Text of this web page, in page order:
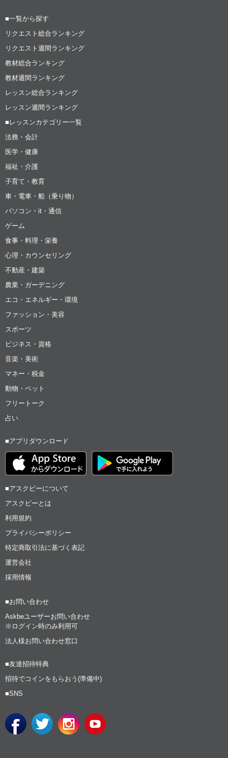
■一覧から探す
リクエスト総合ランキング
リクエスト週間ランキング
教材総合ランキング
教材週間ランキング
レッスン総合ランキング
レッスン週間ランキング
■レッスンカテゴリー一覧
法務・会計
医学・健康
福祉・介護
子育て・教育
車・電車・船（乗り物）
パソコン・it・通信
ゲーム
食事・料理・栄養
心理・カウンセリング
不動産・建築
農業・ガーデニング
エコ・エネルギー・環境
ファッション・美容
スポーツ
ビジネス・資格
音楽・美術
マネー・税金
動物・ペット
フリートーク
占い
■アプリダウンロード
■アスクビーについて
アスクビーとは
利用規約
プライバシーポリシー
特定商取引法に基づく表記
運営会社
採用情報
■お問い合わせ
Askbeユーザーお問い合わせ
※ログイン時のみ利用可
法人様お問い合わせ窓口
■友達招待特典
招待でコインをもらおう(準備中)
■SNS